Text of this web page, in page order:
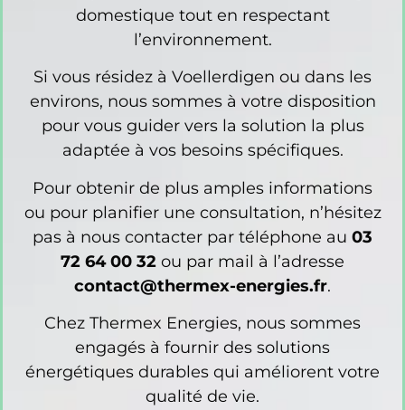
domestique tout en respectant
l’environnement.
Si vous résidez à Voellerdigen ou dans les
environs, nous sommes à votre disposition
pour vous guider vers la solution la plus
adaptée à vos besoins spécifiques.
Pour obtenir de plus amples informations
ou pour planifier une consultation, n’hésitez
pas à nous contacter par téléphone au 03
72 64 00 32 ou par mail à l’adresse
contact@thermex-energies.fr.
Chez Thermex Energies, nous sommes
engagés à fournir des solutions
énergétiques durables qui améliorent votre
qualité de vie.